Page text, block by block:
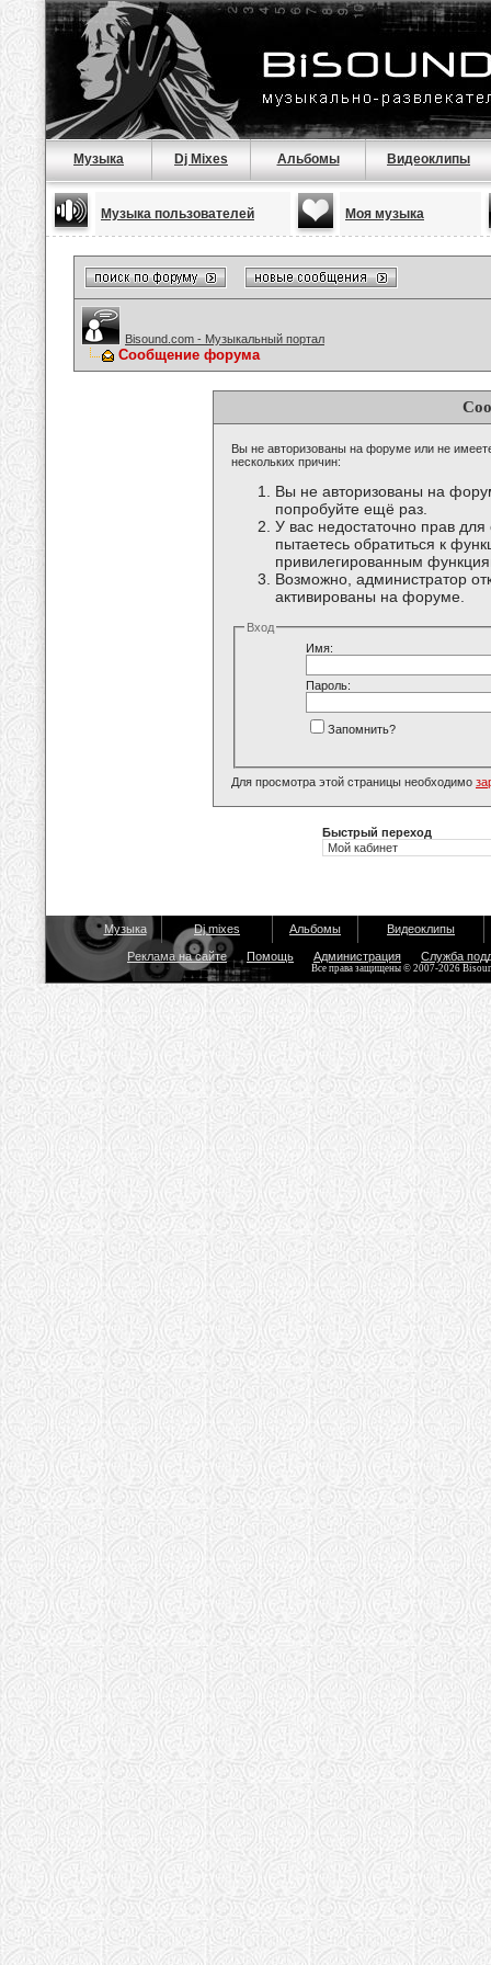
Музыка Dj Mixes Альбомы Видеоклипы
Музыка пользователей Моя музыка
Bisound.com - Музыкальный портал
Сообщение форума
Вы не авторизованы на форуме или не
нескольких причин:
Вы не авторизованы на
попробуйте ещё раз.
У вас недостаточно прав
пытаетесь обратиться к
привилегированным
Возможно, администратор
активированы на форуме.
Вход
Имя:
Пароль:
Запомнить?
Для просмотра этой страницы необходимо
Быстрый переход
Музыка Dj mixes Альбомы Видеоклипы
Реклама на сайте Помощь Администрация Служба
Все права защищены © 2007-2026